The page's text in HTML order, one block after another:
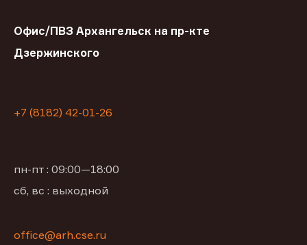
Офис/ПВЗ Архангельск на пр-кте
Дзержинского
+7 (8182) 42-01-26
пн-пт : 09:00—18:00
сб, вс : выходной
office@arh.cse.ru